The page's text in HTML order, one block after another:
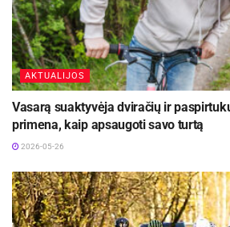
AKTUALIJOS
Vasarą suaktyvėja dviračių ir
primena, kaip apsaugoti savo turtą
2026-05-26